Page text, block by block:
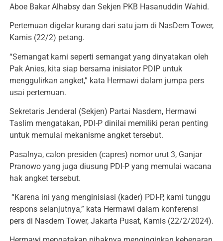
Aboe Bakar Alhabsy dan Sekjen PKB Hasanuddin Wahid.
Pertemuan digelar kurang dari satu jam di NasDem Tower,
Kamis (22/2) petang.
“Semangat kami seperti semangat yang dinyatakan oleh
Pak Anies, kita siap bersama inisiator PDIP untuk
menggulirkan angket,” kata Hermawi dalam jumpa pers
usai pertemuan.
Sekretaris Jenderal (Sekjen) Partai Nasdem, Hermawi
Taslim mengatakan, PDI-P dinilai memiliki peran penting
untuk memulai mekanisme angket tersebut.
Pasalnya, calon presiden (capres) nomor urut 3, Ganjar
Pranowo yang juga diusung PDI-P yang memulai wacana
hak angket tersebut.
“Karena ini yang menginisiasi (kader) PDI-P, kami tunggu
respons selanjutnya,” kata Hermawi dalam konferensi
pers di Nasdem Tower, Jakarta Pusat, Kamis (22/2/2024).